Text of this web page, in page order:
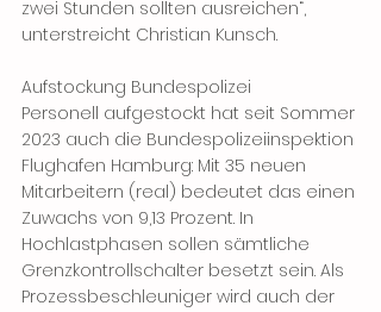
zwei Stunden sollten ausreichen“,
unterstreicht Christian Kunsch.
Aufstockung Bundespolizei
Personell aufgestockt hat seit Sommer
2023 auch die Bundespolizeiinspektion
Flughafen Hamburg: Mit 35 neuen
Mitarbeitern (real) bedeutet das einen
Zuwachs von 9,13 Prozent. In
Hochlastphasen sollen sämtliche
Grenzkontrollschalter besetzt sein. Als
Prozessbeschleuniger wird auch der